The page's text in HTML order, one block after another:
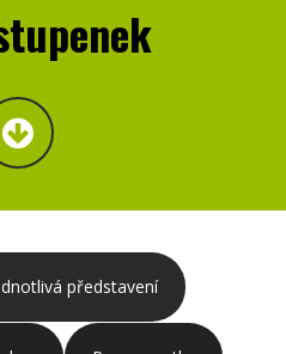
představení